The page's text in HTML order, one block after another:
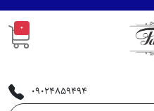
0
09024859494